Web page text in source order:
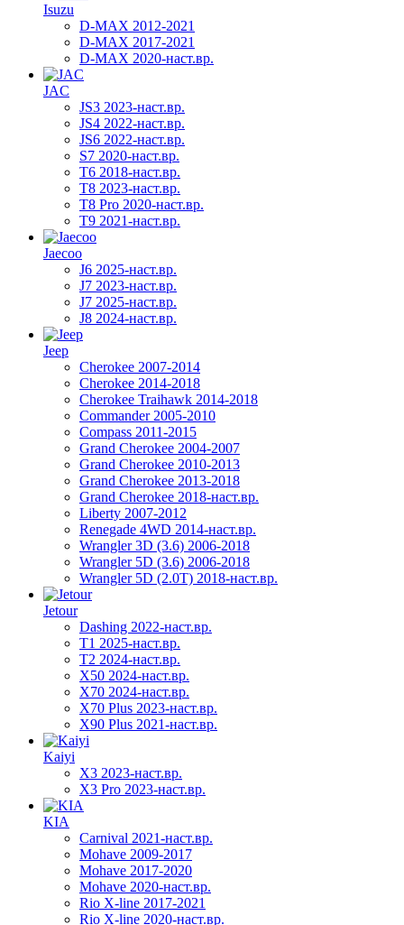
Isuzu
D-MAX 2012-2021
D-MAX 2017-2021
D-MAX 2020-наст.вр.
JAC
JS3 2023-наст.вр.
JS4 2022-наст.вр.
JS6 2022-наст.вр.
S7 2020-наст.вр.
T6 2018-наст.вр.
T8 2023-наст.вр.
T8 Pro 2020-наст.вр.
T9 2021-наст.вр.
Jaecoo
J6 2025-наст.вр.
J7 2023-наст.вр.
J7 2025-наст.вр.
J8 2024-наст.вр.
Jeep
Cherokee 2007-2014
Cherokee 2014-2018
Cherokee Traihawk 2014-2018
Commander 2005-2010
Compass 2011-2015
Grand Cherokee 2004-2007
Grand Cherokee 2010-2013
Grand Cherokee 2013-2018
Grand Cherokee 2018-наст.вр.
Liberty 2007-2012
Renegade 4WD 2014-наст.вр.
Wrangler 3D (3.6) 2006-2018
Wrangler 5D (3.6) 2006-2018
Wrangler 5D (2.0T) 2018-наст.вр.
Jetour
Dashing 2022-наст.вр.
T1 2025-наст.вр.
T2 2024-наст.вр.
X50 2024-наст.вр.
X70 2024-наст.вр.
X70 Plus 2023-наст.вр.
X90 Plus 2021-наст.вр.
Kaiyi
X3 2023-наст.вр.
X3 Pro 2023-наст.вр.
KIA
Carnival 2021-наст.вр.
Mohave 2009-2017
Mohave 2017-2020
Mohave 2020-наст.вр.
Rio X-line 2017-2021
Rio X-line 2020-наст.вр.